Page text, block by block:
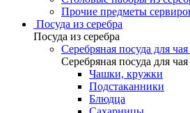
Прочие предметы
Посуда из серебра
Посуда из серебра
Серебряная посуда для
Серебряная посуда для
Чашки, кружки
Подстаканники
Блюдца